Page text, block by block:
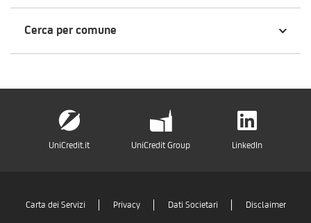
Cerca per comune
UniCredit.it UniCredit Group LinkedIn
Carta dei Servizi Privacy Dati Societari Disclaimer